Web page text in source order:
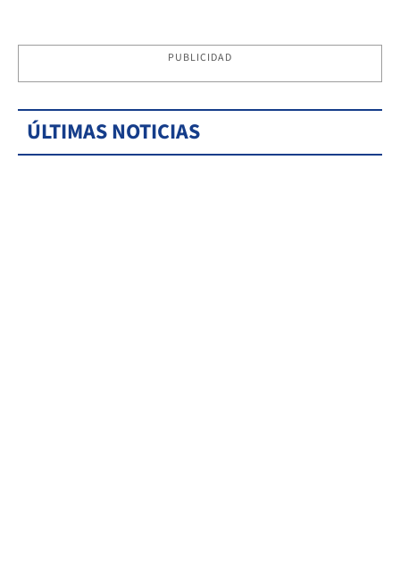
PUBLICIDAD
ÚLTIMAS NOTICIAS